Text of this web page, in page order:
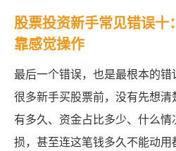
股票投资新手常见错误十
靠感觉操作
最后一个错误，也是最根本的错
很多新手买股票前，没有先想
有多久、资金占比多少、什么
损，甚至连这笔钱多久不能动